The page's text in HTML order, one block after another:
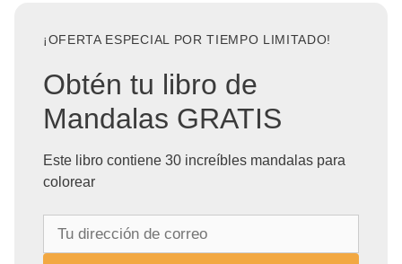
¡OFERTA ESPECIAL POR TIEMPO LIMITADO!
Obtén tu libro de
Mandalas GRATIS
Este libro contiene 30 increíbles mandalas para
colorear